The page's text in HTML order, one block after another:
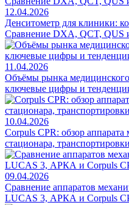
12.04.2026
Денситометр для клиники:
Сравнение DXA, QCT, QUS
11.04.2026
Объёмы рынка
ключевые цифры и
10.04.2026
Corpuls CPR: обзор
стационара,
09.04.2026
Сравнение аппаратов
LUCAS 3, АРКА и Corpuls